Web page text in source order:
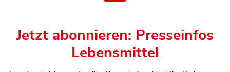
Jetzt abonnieren: Presseinfos
Lebensmittel